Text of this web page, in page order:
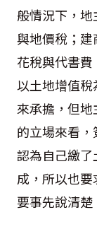
般情況下，
與地價稅；
花稅與代書費
以土地增值
來承擔，但
的立場來看
認為自己繳
成，所以也
要事先說清楚